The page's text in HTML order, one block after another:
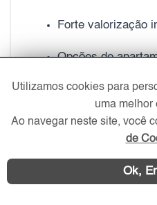
Forte valorização
Opções de
é sua localização
Utilizamos cookies para
uma melhor
Ao navegar neste site, você
de
Ok,